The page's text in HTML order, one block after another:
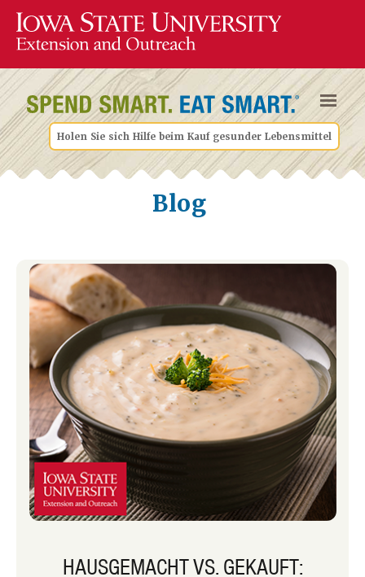
Holen Sie sich Hilfe beim Kauf gesunder Lebensmittel
Blog
HAUSGEMACHT VS. GEKAUFT: